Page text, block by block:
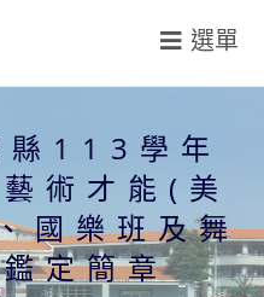
選單
縣113學年
術才能(美
國樂班及舞
定簡章